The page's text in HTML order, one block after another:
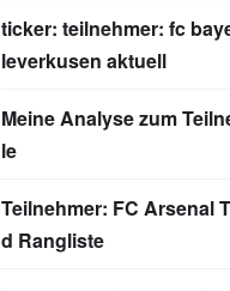
ticker: teilnehmer: fc
leverkusen aktuell
Meine Analyse zum
le
Teilnehmer: FC Arsenal
d Rangliste